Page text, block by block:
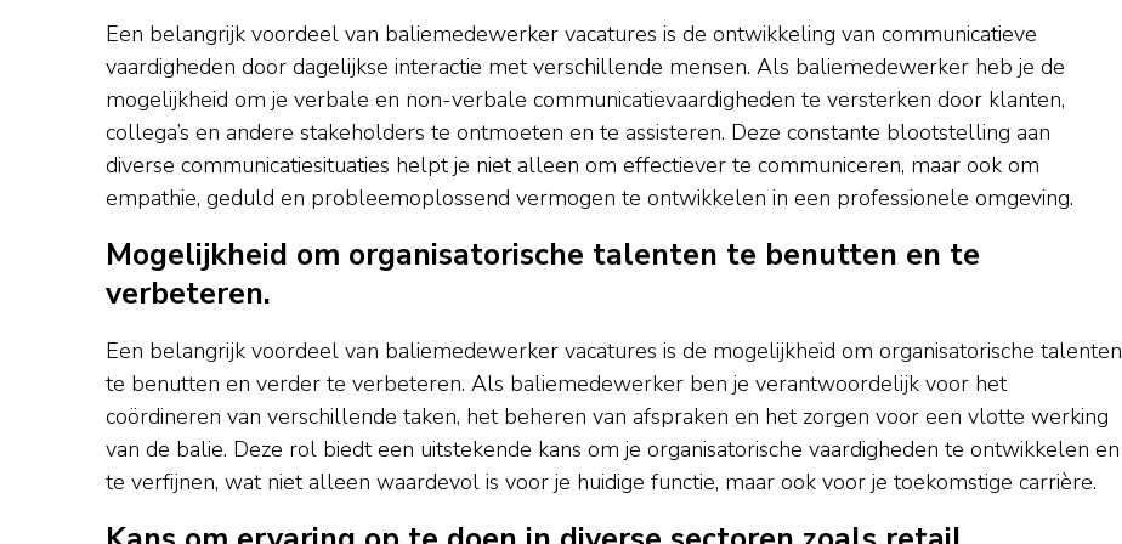
Een belangrijk voordeel van baliemedewerker vacatures is de ontwikkeling van communicatieve
vaardigheden door dagelijkse interactie met verschillende mensen. Als baliemedewerker heb je de
mogelijkheid om je verbale en non-verbale communicatievaardigheden te versterken door klanten,
collega’s en andere stakeholders te ontmoeten en te assisteren. Deze constante blootstelling aan
diverse communicatiesituaties helpt je niet alleen om effectiever te communiceren, maar ook om
empathie, geduld en probleemoplossend vermogen te ontwikkelen in een professionele omgeving.
Mogelijkheid om organisatorische talenten te benutten en te
verbeteren.
Een belangrijk voordeel van baliemedewerker vacatures is de mogelijkheid om organisatorische talenten
te benutten en verder te verbeteren. Als baliemedewerker ben je verantwoordelijk voor het
coördineren van verschillende taken, het beheren van afspraken en het zorgen voor een vlotte werking
van de balie. Deze rol biedt een uitstekende kans om je organisatorische vaardigheden te ontwikkelen en
te verfijnen, wat niet alleen waardevol is voor je huidige functie, maar ook voor je toekomstige carrière.